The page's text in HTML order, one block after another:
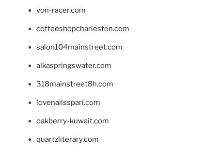
von-racer.com
coffeeshopcharleston.com
salon104mainstreet.com
alkaspringswater.com
318mainstreet8h.com
lovenailsspari.com
oakberry-kuwait.com
quartzliterary.com